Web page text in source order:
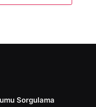
Sorgulama